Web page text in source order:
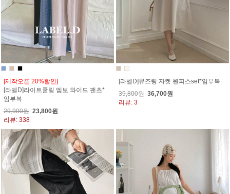
[제작오픈 20%할인]
[라벨D]라이트쿨링 엠보 와이드 팬츠*
임부복
29,900원 23,800원
리뷰: 338
[라벨D]뮤즈링 자켓 원피스set*임부복
39,800원 36,700원
리뷰: 3